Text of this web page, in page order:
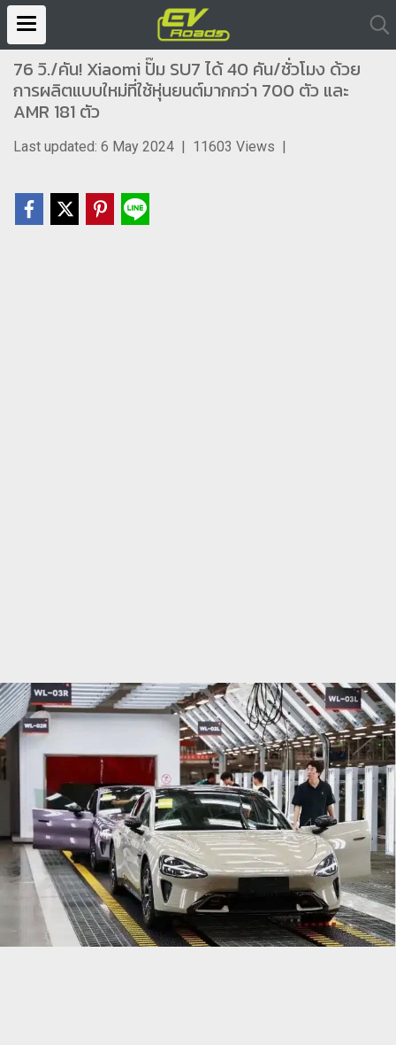
76 วิ./คัน! Xiaomi ปั๊ม SU7 ได้ 40 คัน/ชั่วโมง ด้วย
การผลิตแบบใหม่ที่ใช้หุ่นยนต์มากกว่า 700 ตัว และ
AMR 181 ตัว
Last updated: 6 May 2024 | 11603 Views |